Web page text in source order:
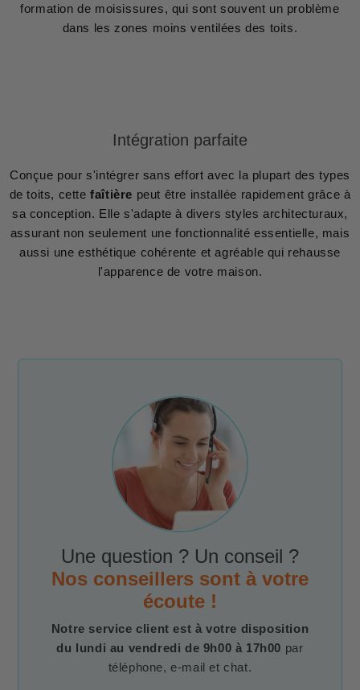
formation de moisissures, qui sont souvent un problème
dans les zones moins ventilées des toits.
Intégration parfaite
Conçue pour s'intégrer sans effort avec la plupart des types
de toits, cettefaîtière peut être installée rapidement grâce à
sa conception. Elle s'adapte à divers styles architecturaux,
assurant non seulement une fonctionnalité essentielle, mais
aussi une esthétique cohérente et agréable qui rehausse
l'apparence de votre maison.
Une question ? Un conseil ?
Nos conseillers sont à votre
écoute !
Notre service client est à votre disposition
du lundi au vendredi de 9h00 à 17h00 par
téléphone, e-mail et chat.